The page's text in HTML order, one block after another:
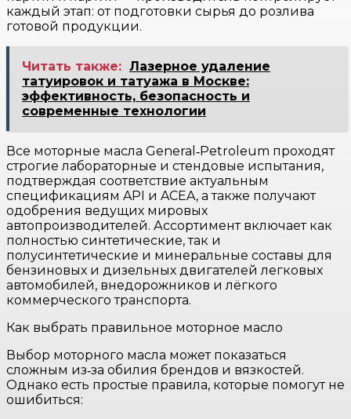
каждый этап: от подготовки сырья до розлива
готовой продукции.
Читать также: Лазерное удаление
татуировок и татуажа в Москве:
эффективность, безопасность и
современные технологии
Все моторные масла General‑Petroleum проходят
строгие лабораторные и стендовые испытания,
подтверждая соответствие актуальным
спецификациям API и ACEA, а также получают
одобрения ведущих мировых
автопроизводителей. Ассортимент включает как
полностью синтетические, так и
полусинтетические и минеральные составы для
бензиновых и дизельных двигателей легковых
автомобилей, внедорожников и лёгкого
коммерческого транспорта.
Как выбрать правильное моторное масло
Выбор моторного масла может показаться
сложным из‑за обилия брендов и вязкостей.
Однако есть простые правила, которые помогут не
ошибиться: